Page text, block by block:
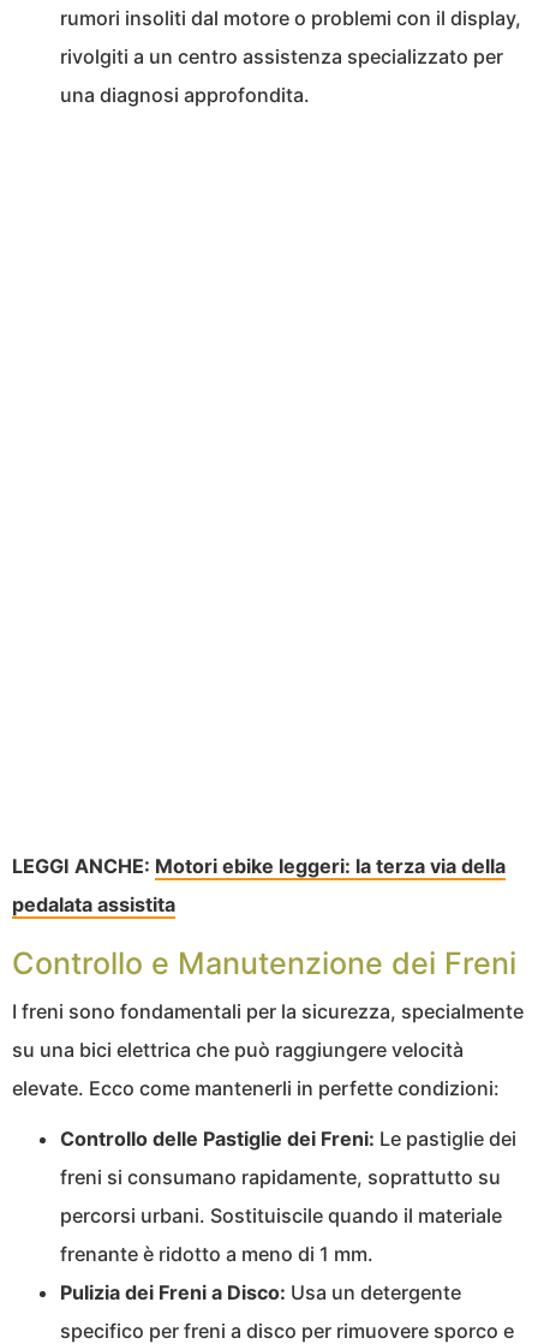
rumori insoliti dal motore o problemi con il display,
rivolgiti a un centro assistenza specializzato per
una diagnosi approfondita.
LEGGI ANCHE: Motori ebike leggeri: la terza via della
pedalata assistita
Controllo e Manutenzione dei Freni
I freni sono fondamentali per la sicurezza, specialmente
su una bici elettrica che può raggiungere velocità
elevate. Ecco come mantenerli in perfette condizioni:
Controllo delle Pastiglie dei Freni: Le pastiglie dei
freni si consumano rapidamente, soprattutto su
percorsi urbani. Sostituiscile quando il materiale
frenante è ridotto a meno di 1 mm.
Pulizia dei Freni a Disco: Usa un detergente
specifico per freni a disco per rimuovere sporco e